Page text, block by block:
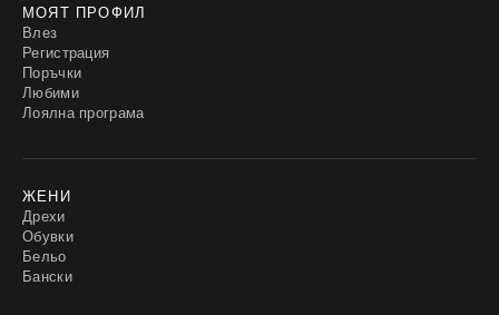
МОЯТ ПРОФИЛ
Влез
Регистрация
Поръчки
Любими
Лоялна програма
ЖЕНИ
Дрехи
Обувки
Бельо
Бански